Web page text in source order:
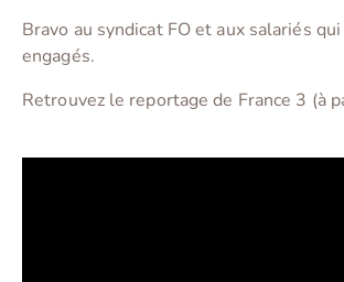
Bravo au syndicat FO et aux salariés
engagés.
Retrouvez le reportage de France 3 (à